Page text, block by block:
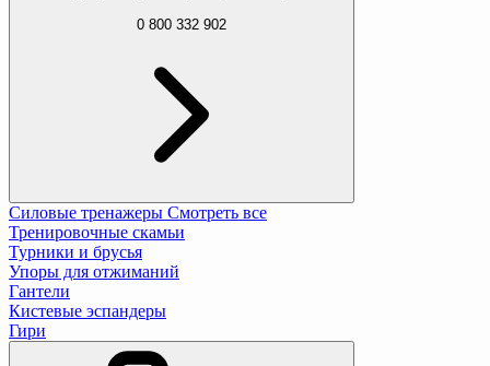
0 800 332 902
Силовые тренажеры Смотреть все
Тренировочные скамьи
Турники и брусья
Упоры для отжиманий
Гантели
Кистевые эспандеры
Гири